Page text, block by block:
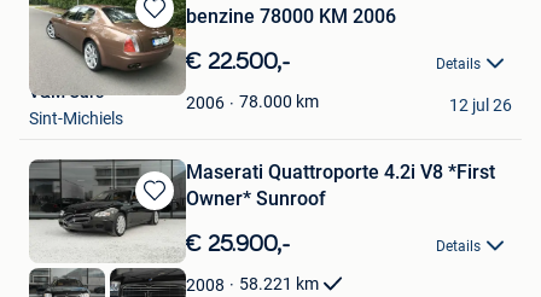
Bewaren
in
Mijn
Favorieten
benzine 78000 KM 2006
€ 22.500,- Details
2006 78.000 km
V&M Cars
Sint-Michiels
12 jul 26
Bewaren
in
Mijn
Favorieten
Maserati Quattroporte 4.2i V8 *First
Owner* Sunroof
€ 25.900,- Details
2008 58.221 km